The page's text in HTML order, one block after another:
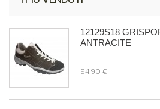
12129S18
ANTRACITE
94,90 €